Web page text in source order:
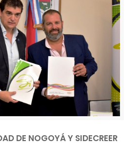
DE NOGOYÁ Y SIDECREER